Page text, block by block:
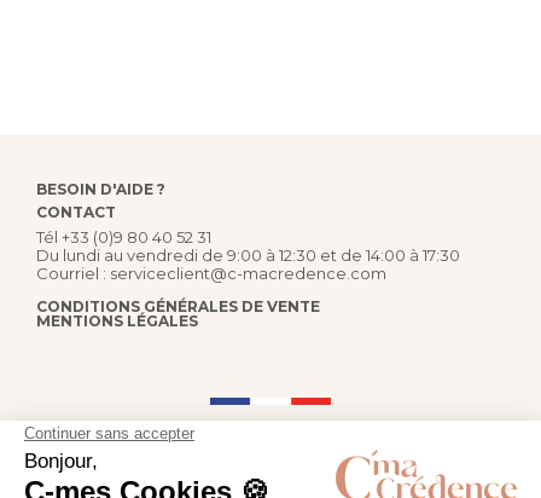
BESOIN D'AIDE ?
CONTACT
Tél +33 (0)9 80 40 52 31
Du lundi au vendredi de 9:00 à 12:30 et de 14:00 à 17:30
Courriel : serviceclient@c-macredence.com
CONDITIONS GÉNÉRALES DE VENTE
MENTIONS LÉGALES
FABRICATION FRANÇAISE
PAIEMENT SÉCURISÉ